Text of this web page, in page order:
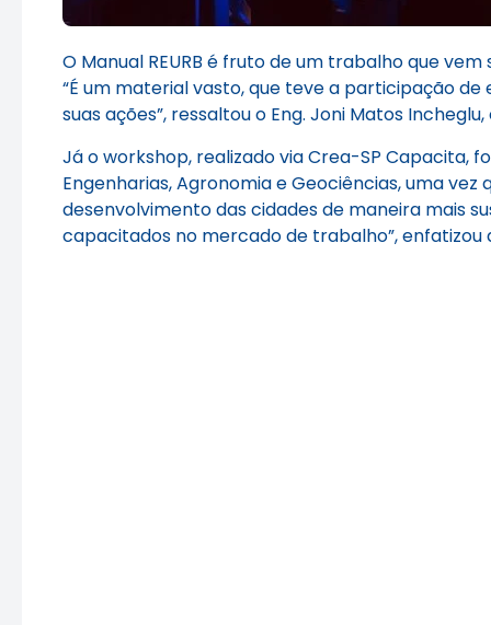
O Manual REURB é fruto de um trabalho que
“É um material vasto, que teve a participação
suas ações”, ressaltou o Eng. Joni Matos
Já o workshop, realizado via Crea-SP Capacita,
Engenharias, Agronomia e Geociências, uma
desenvolvimento das cidades de maneira mais
capacitados no mercado de trabalho”, enfatizou